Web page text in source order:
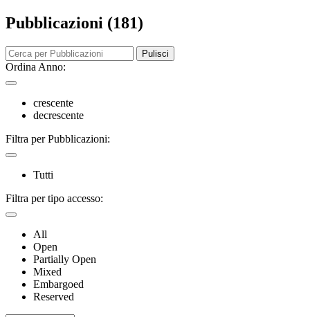
Pubblicazioni (181)
Pulisci
Ordina Anno:
crescente
decrescente
Filtra per Pubblicazioni:
Tutti
Filtra per tipo accesso:
All
Open
Partially Open
Mixed
Embargoed
Reserved